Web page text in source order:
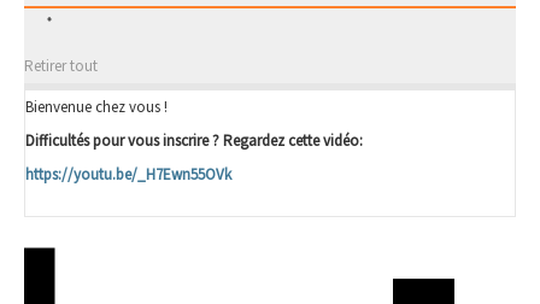
Retirer tout
Bienvenue chez vous !
Difficultés pour vous inscrire ? Regardez cette vidéo:
https://youtu.be/_H7Ewn55OVk